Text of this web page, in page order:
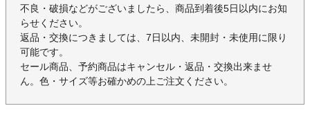
不良・破損などがございましたら、商品到着後5日以内にお知
らせください。
返品・交換につきましては、7日以内、未開封・未使用に限り
可能です。
セール商品、予約商品はキャンセル・返品・交換出来ませ
ん。色・サイズ等お確かめの上ご注文ください。